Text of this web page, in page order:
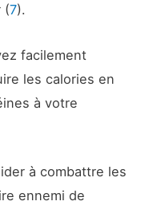
(7).
facilement
les calories en
à votre
à combattre les
ennemi de